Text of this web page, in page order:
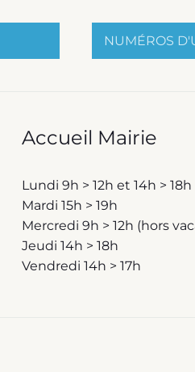
NUMÉROS
Accueil Mairie
Lundi 9h > 12h et 14h > 18h
Mardi 15h > 19h
Mercredi 9h > 12h (hors
Jeudi 14h > 18h
Vendredi 14h > 17h